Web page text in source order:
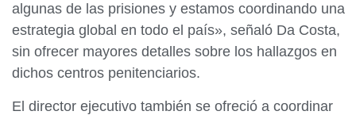
algunas de las prisiones y estamos coordinando una
estrategia global en todo el país», señaló Da Costa,
sin ofrecer mayores detalles sobre los hallazgos en
dichos centros penitenciarios.
El director ejecutivo también se ofreció a coordinar